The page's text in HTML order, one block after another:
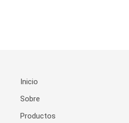
Inicio
Sobre
Productos